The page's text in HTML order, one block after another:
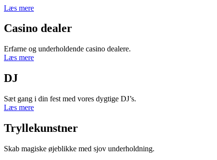
Læs mere
Casino dealer
Erfarne og underholdende casino dealere.
Læs mere
DJ
Sæt gang i din fest med vores dygtige DJ’s.
Læs mere
Tryllekunstner
Skab magiske øjeblikke med sjov underholdning.